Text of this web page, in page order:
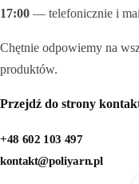
17:00 — telefonicznie i
Chętnie odpowiemy na
produktów.
Przejdź do strony
+48 602 103 497
kontakt@poliyarn.pl